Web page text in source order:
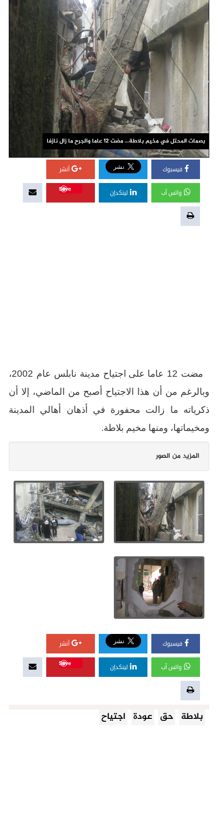
بصمات المحتل في مخيم بلاطة... مضت 12 عاما والجرح ما زال نازفا
فيسبوك أنشر
واتس آب لينكدإن
Save
مضت 12 عاما
على اجتياح مدينة نابلس عام 2002،
وبالرغم من أن هذا الاجتياح أصبح من الماضي، إلا أن
ذكرياته ما زالت محفورة في أذهان أهالي المدينة
ومخيماتها، ومنها مخيم بلاطة.
المزيد من الصور
فيسبوك أنشر
واتس آب لينكدإن
Save
بلاطة حق عودة اجتياح